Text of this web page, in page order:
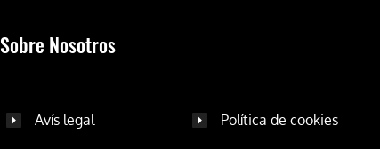
Sobre Nosotros
Avís legal Política de cookies